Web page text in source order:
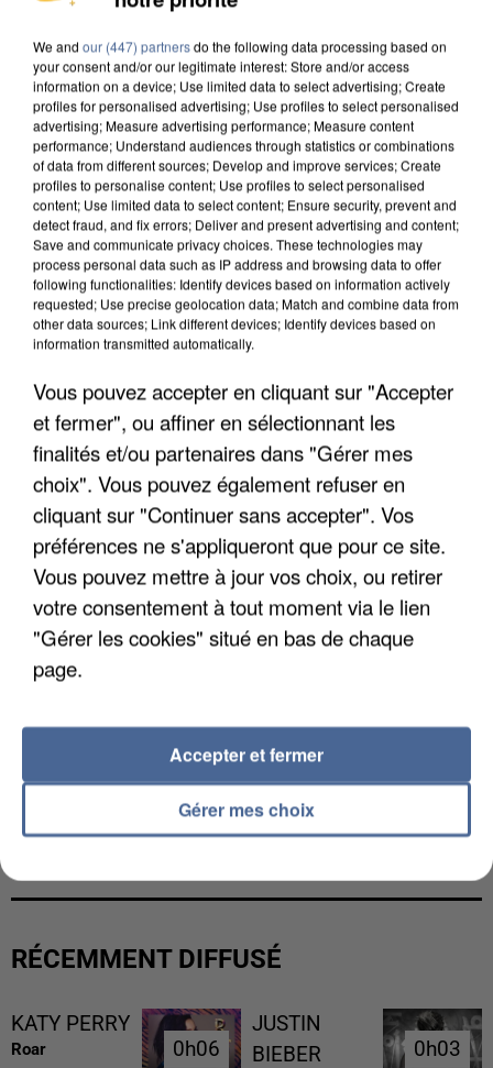
APRÈS TOUTES CES CANICULES, LES REFUGES
DE FAUNE SAUVAGE SONT...
L’UN DES FONDATEURS SUPPOSÉS DE LA DZ
MAFIA INTERPELLÉ EN ALGÉRIE
RÉCEMMENT DIFFUSÉ
KATY PERRY
Roar 0h06
0h06
JUSTIN
BIEBER
0h03
0h03
We and our (447) partnersdo the following data processing based on
your consent and/or our legitimate interest: Store and/or access
information on a device; Use limited data to select advertising; Create
profiles for personalised advertising; Use profiles to select personalised
advertising; Measure advertising performance; Measure content
performance; Understand audiences through statistics or combinations
of data from different sources; Develop and improve services; Create
profiles to personalise content; Use profiles to select personalised
content; Use limited data to select content; Ensure security, prevent and
detect fraud, and fix errors; Deliver and present advertising and content;
Save and communicate privacy choices. These technologies may
process personal data such as IP address and browsing data to offer
following functionalities: Identify devices based on information actively
requested; Use precise geolocation data; Match and combine data from
other data sources; Link different devices; Identify devices based on
information transmitted automatically.
Vous pouvez accepter en cliquant sur "Accepter
et fermer", ou affiner en sélectionnant les
finalités et/ou partenaires dans "Gérer mes
choix". Vous pouvez également refuser en
cliquant sur "Continuer sans accepter". Vos
préférences ne s'appliqueront que pour ce site.
Vous pouvez mettre à jour vos choix, ou retirer
votre consentement à tout moment via le lien
"Gérer les cookies" situé en bas de chaque
page.
Gérer mes choix
Accepter et fermer